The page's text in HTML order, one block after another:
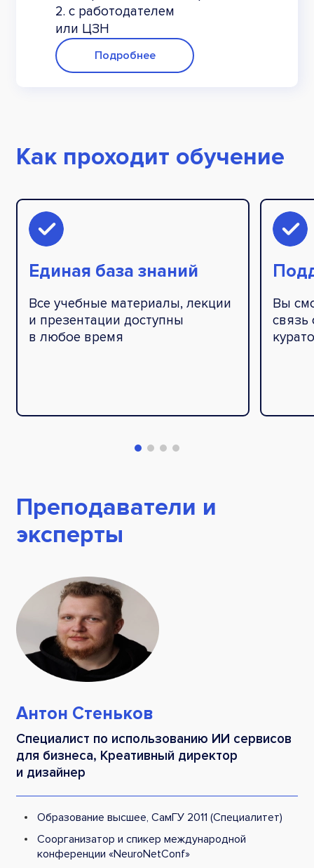
2. с работодателем
или ЦЗН
Подробнее
Как проходит обучение
Единая база знаний
Все учебные материалы, лекции
и презентации доступны
в любое время
Вы
связь
Преподаватели и
эксперты
Антон Стеньков
Специалист по использованию ИИ сервисов
для бизнеса, Креативный директор
и дизайнер
Образование высшее, СамГУ 2011 (Специалитет)
Соорганизатор и спикер международной
конференции «NeuroNetConf»